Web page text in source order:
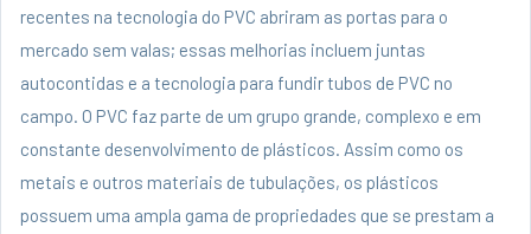
recentes na tecnologia do PVC abriram as portas para o
mercado sem valas; essas melhorias incluem juntas
autocontidas e a tecnologia para fundir tubos de PVC no
campo. O PVC faz parte de um grupo grande, complexo e em
constante desenvolvimento de plásticos. Assim como os
metais e outros materiais de tubulações, os plásticos
possuem uma ampla gama de propriedades que se prestam a